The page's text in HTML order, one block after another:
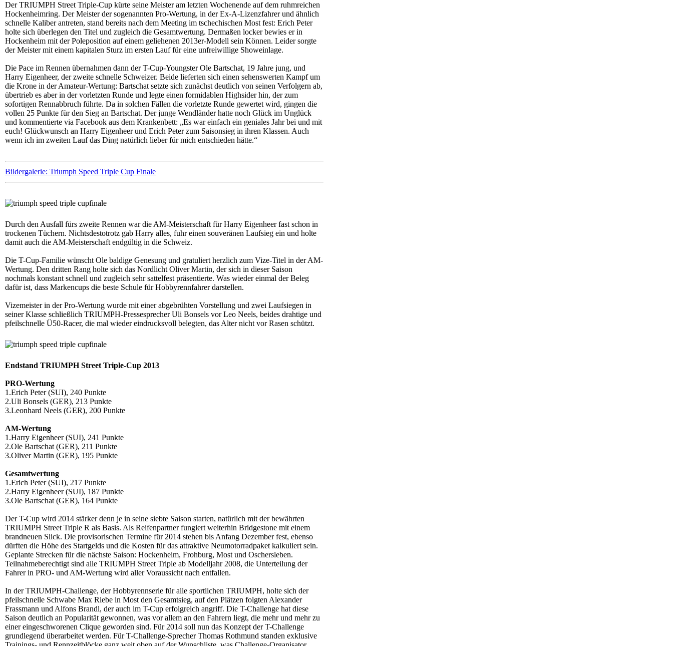
Der TRIUMPH Street Triple-Cup kürte seine Meister am letzten Wochenende auf dem ruhmreichen
Hockenheimring. Der Meister der sogenannten Pro-Wertung, in der Ex-A-Lizenzfahrer und ähnlich
schnelle Kaliber antreten, stand bereits nach dem Meeting im tschechischen Most fest: Erich Peter
holte sich überlegen den Titel und zugleich die Gesamtwertung. Dermaßen locker bewies er in
Hockenheim mit der Poleposition auf einem geliehenen 2013er-Modell sein Können. Leider sorgte
der Meister mit einem kapitalen Sturz im ersten Lauf für eine unfreiwillige Showeinlage.
Die Pace im Rennen übernahmen dann der T-Cup-Youngster Ole Bartschat, 19 Jahre jung, und
Harry Eigenheer, der zweite schnelle Schweizer. Beide lieferten sich einen sehenswerten Kampf um
die Krone in der Amateur-Wertung: Bartschat setzte sich zunächst deutlich von seinen Verfolgern ab,
übertrieb es aber in der vorletzten Runde und legte einen formidablen Highsider hin, der zum
sofortigen Rennabbruch führte. Da in solchen Fällen die vorletzte Runde gewertet wird, gingen die
vollen 25 Punkte für den Sieg an Bartschat. Der junge Wendländer hatte noch Glück im Unglück
und kommentierte via Facebook aus dem Krankenbett: „Es war einfach ein geniales Jahr bei und mit
euch! Glückwunsch an Harry Eigenheer und Erich Peter zum Saisonsieg in ihren Klassen. Auch
wenn ich im zweiten Lauf das Ding natürlich lieber für mich entschieden hätte.“
Bildergalerie: Triumph Speed Triple Cup Finale
Durch den Ausfall fürs zweite Rennen war die AM-Meisterschaft für Harry Eigenheer fast schon in
trockenen Tüchern. Nichtsdestotrotz gab Harry alles, fuhr einen souveränen Laufsieg ein und holte
damit auch die AM-Meisterschaft endgültig in die Schweiz.
Die T-Cup-Familie wünscht Ole baldige Genesung und gratuliert herzlich zum Vize-Titel in der AM-
Wertung. Den dritten Rang holte sich das Nordlicht Oliver Martin, der sich in dieser Saison
nochmals konstant schnell und zugleich sehr sattelfest präsentierte. Was wieder einmal der Beleg
dafür ist, dass Markencups die beste Schule für Hobbyrennfahrer darstellen.
Vizemeister in der Pro-Wertung wurde mit einer abgebrühten Vorstellung und zwei Laufsiegen in
seiner Klasse schließlich TRIUMPH-Pressesprecher Uli Bonsels vor Leo Neels, beides drahtige und
pfeilschnelle Ü50-Racer, die mal wieder eindrucksvoll belegten, das Alter nicht vor Rasen schützt.
Endstand TRIUMPH Street Triple-Cup 2013
PRO-Wertung
1.Erich Peter (SUI), 240 Punkte
2.Uli Bonsels (GER), 213 Punkte
3.Leonhard Neels (GER), 200 Punkte
AM-Wertung
1.Harry Eigenheer (SUI), 241 Punkte
2.Ole Bartschat (GER), 211 Punkte
3.Oliver Martin (GER), 195 Punkte
Gesamtwertung
1.Erich Peter (SUI), 217 Punkte
2.Harry Eigenheer (SUI), 187 Punkte
3.Ole Bartschat (GER), 164 Punkte
Der T-Cup wird 2014 stärker denn je in seine siebte Saison starten, natürlich mit der bewährten
TRIUMPH Street Triple R als Basis. Als Reifenpartner fungiert weiterhin Bridgestone mit einem
brandneuen Slick. Die provisorischen Termine für 2014 stehen bis Anfang Dezember fest, ebenso
dürften die Höhe des Startgelds und die Kosten für das attraktive Neumotorradpaket kalkuliert sein.
Geplante Strecken für die nächste Saison: Hockenheim, Frohburg, Most und Oschersleben.
Teilnahmeberechtigt sind alle TRIUMPH Street Triple ab Modelljahr 2008, die Unterteilung der
Fahrer in PRO- und AM-Wertung wird aller Voraussicht nach entfallen.
In der TRIUMPH-Challenge, der Hobbyrennserie für alle sportlichen TRIUMPH, holte sich der
pfeilschnelle Schwabe Max Riebe in Most den Gesamtsieg, auf den Plätzen folgten Alexander
Frassmann und Alfons Brandl, der auch im T-Cup erfolgreich angriff. Die T-Challenge hat diese
Saison deutlich an Popularität gewonnen, was vor allem an den Fahrern liegt, die mehr und mehr zu
einer eingeschworenen Clique geworden sind. Für 2014 soll nun das Konzept der T-Challenge
grundlegend überarbeitet werden. Für T-Challenge-Sprecher Thomas Rothmund standen exklusive